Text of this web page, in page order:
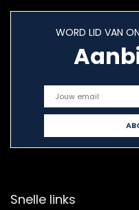
WORD LID VAN
Snelle links